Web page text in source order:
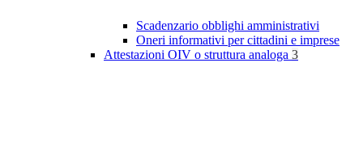
Scadenzario obblighi amministrativi
Oneri informativi per cittadini e imprese
Attestazioni OIV o struttura analoga 3